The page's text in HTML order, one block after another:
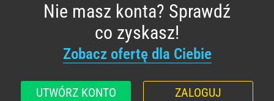
Nie masz konta? Sprawdź
co zyskasz!
Zobacz ofertę dla Ciebie
UTWÓRZ KONTO ZALOGUJ